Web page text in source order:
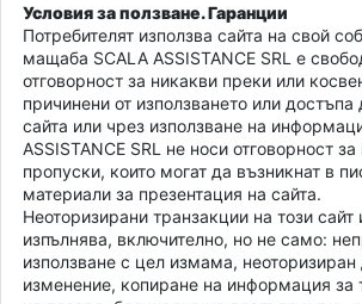
Условия за ползване. Гаранции
Потребителят използва сайта на свой
мащаба SCALA ASSISTANCE SRL е
отговорност за никакви преки или
причинени от използването или
сайта или чрез използване на
ASSISTANCE SRL не носи отговорност
пропуски, които могат да възникнат в
материали за презентация на сайта.
Неоторизирани транзакции на този сайт
изпълнява, включително, но не само:
използване с цел измама, неоторизиран
изменение, копиране на информация за